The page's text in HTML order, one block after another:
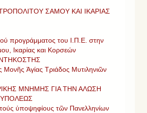
ΣΑΜΟΥ ΚΑΙ ΙΚΑΡΙΑΣ
προγράμματος του Ι.Π.Ε. στην
Ικαρίας και Κορσεών
Μονῆς Ἁγίας Τριάδος Μυτιληνιῶν
ΜΝΗΜΗΣ ΓΙΑ ΤΗΝ ΑΛΩΣΗ
ὑποψηφίους τῶν Πανελληνίων